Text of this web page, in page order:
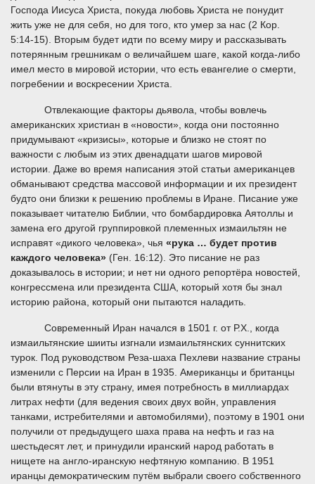
Господа Иисуса Христа, покуда любовь Христа не понудит
жить уже не для себя, но для того, кто умер за нас (2 Кор.
5:14-15). Вторым будет идти по всему миру и рассказывать
потерянным грешникам о величайшем шаге, какой когда-либо
имел место в мировой истории, что есть евангелие о смерти,
погребении и воскресении Христа.
Отвлекающие факторы дьявола, чтобы вовлечь
американских христиан в «новости», когда они постоянно
придумывают «кризисы», которые и близко не стоят по
важности с любым из этих двенадцати шагов мировой
истории. Даже во время написания этой статьи американцев
обманывают средства массовой информации и их президент
будто они близки к решению проблемы в Иране. Писание уже
показывает читателю Библии, что бомбардировка Аятоллы и
замена его другой группировкой племенных измаильтян не
исправят «дикого человека», чья «рука … будет против
каждого человека» (Ген. 16:12). Это писание не раз
доказывалось в истории; и нет ни одного репортёра новостей,
конгрессмена или президента США, который хотя бы знал
историю района, который они пытаются наладить.
Современный Иран начался в 1501 г. от Р.Х., когда
измаильтянские шииты изгнали измаильтянских суннитских
турок. Под руководством Реза-шаха Пехлеви название страны
изменили с Персии на Иран в 1935. Американцы и британцы
были втянуты в эту страну, имея потребность в миллиардах
литрах нефти (для ведения своих двух войн, управления
танками, истребителями и автомобилями), поэтому в 1901 они
получили от предыдущего шаха права на нефть и газ на
шестьдесят лет, и принудили иранский народ работать в
нищете на англо-иранскую нефтяную компанию. В 1951
иранцы демократическим путём выбрали своего собственного